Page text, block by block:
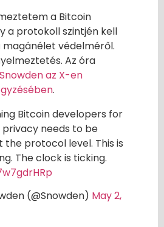
a Bitcoin
a protokoll szintjén kell
magánélet védelméről.
Az óra
Snowden az X-en
.
Bitcoin developers for
needs to be
protocol level. This is
The clock is ticking.
(@Snowden) May 2,